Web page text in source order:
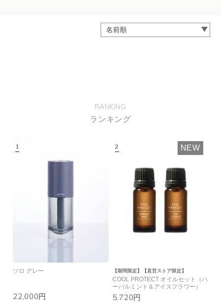
RANKING
ランキング
ソロ グレー
22,000円
NEW
【期間限定】【直営ストア限定】
COOL PROTECT オイルセット（ハ
ーバルミント＆アイスフラワー）
5,720円